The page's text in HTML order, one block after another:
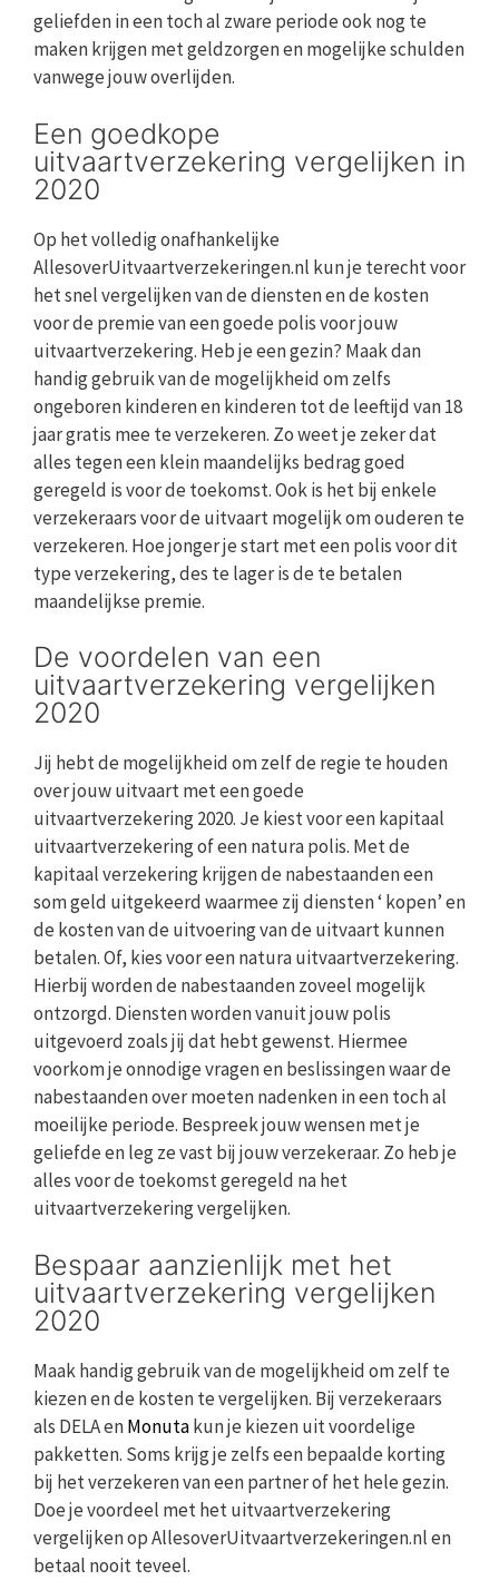
geliefden in een toch al zware periode ook nog te
maken krijgen met geldzorgen en mogelijke schulden
vanwege jouw overlijden.
Een goedkope
uitvaartverzekering vergelijken in
2020
Op het volledig onafhankelijke
AllesoverUitvaartverzekeringen.nl kun je terecht voor
het snel vergelijken van de diensten en de kosten
voor de premie van een goede polis voor jouw
uitvaartverzekering. Heb je een gezin? Maak dan
handig gebruik van de mogelijkheid om zelfs
ongeboren kinderen en kinderen tot de leeftijd van 18
jaar gratis mee te verzekeren. Zo weet je zeker dat
alles tegen een klein maandelijks bedrag goed
geregeld is voor de toekomst. Ook is het bij enkele
verzekeraars voor de uitvaart mogelijk om ouderen te
verzekeren. Hoe jonger je start met een polis voor dit
type verzekering, des te lager is de te betalen
maandelijkse premie.
De voordelen van een
uitvaartverzekering vergelijken
2020
Jij hebt de mogelijkheid om zelf de regie te houden
over jouw uitvaart met een goede
uitvaartverzekering 2020. Je kiest voor een kapitaal
uitvaartverzekering of een natura polis. Met de
kapitaal verzekering krijgen de nabestaanden een
som geld uitgekeerd waarmee zij diensten ‘ kopen’ en
de kosten van de uitvoering van de uitvaart kunnen
betalen. Of, kies voor een natura uitvaartverzekering.
Hierbij worden de nabestaanden zoveel mogelijk
ontzorgd. Diensten worden vanuit jouw polis
uitgevoerd zoals jij dat hebt gewenst. Hiermee
voorkom je onnodige vragen en beslissingen waar de
nabestaanden over moeten nadenken in een toch al
moeilijke periode. Bespreek jouw wensen met je
geliefde en leg ze vast bij jouw verzekeraar. Zo heb je
alles voor de toekomst geregeld na het
uitvaartverzekering vergelijken.
Bespaar aanzienlijk met het
uitvaartverzekering vergelijken
2020
Maak handig gebruik van de mogelijkheid om zelf te
kiezen en de kosten te vergelijken. Bij verzekeraars
als DELA enMonutakun je kiezen uit voordelige
pakketten. Soms krijg je zelfs een bepaalde korting
bij het verzekeren van een partner of het hele gezin.
Doe je voordeel met het uitvaartverzekering
vergelijken op AllesoverUitvaartverzekeringen.nl en
betaal nooit teveel.